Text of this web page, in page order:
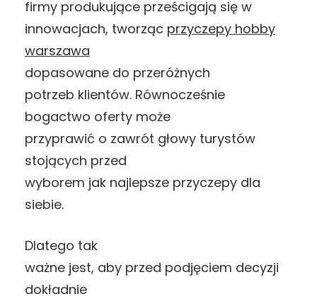
firmy produkujące prześcigają się w
innowacjach, tworząc przyczepy hobby
warszawa
dopasowane do przeróżnych
potrzeb klientów. Równocześnie
bogactwo oferty może
przyprawić o zawrót głowy turystów
stojących przed
wyborem jak najlepsze przyczepy dla
siebie.
Dlatego tak
ważne jest, aby przed podjęciem decyzji
dokładnie